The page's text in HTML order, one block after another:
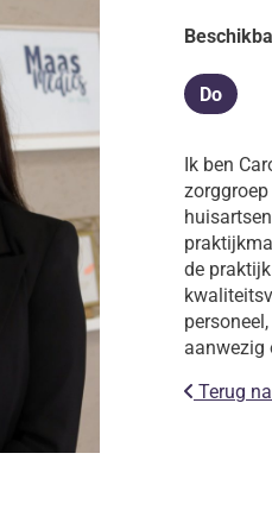
Do
Ik ben
de
aanwezig
Terug